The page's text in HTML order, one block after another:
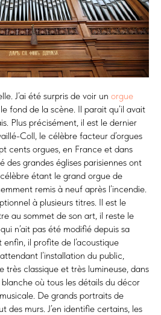
J’ai été surpris de voir un orgue
fond de la scène. Il parait qu’il avait
Plus précisément, il est le dernier
Coll, le célèbre facteur d’orgues
cents orgues, en France et dans
des grandes églises parisiennes ont
étant le grand orgue de
remis à neuf après l’incendie.
à plusieurs titres. Il est le
au sommet de son art, il reste le
n’ait pas été modifié depuis sa
il profite de l’acoustique
l’installation du public,
très classique et très lumineuse, dans
où tous les détails du décor
De grands portraits de
des murs. J’en identifie certains, les